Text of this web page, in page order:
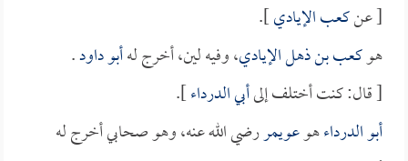
[ عنكعب الإيادي].
هوكعب بن ذهل الإيادي، وفيه لين، أخرج لهأبو داود.
[ قال: كنت أختلف إلىأبي الدرداء].
أبو الدرداءهوعويمررضي الله عنه، وهو صحابي أخرج له